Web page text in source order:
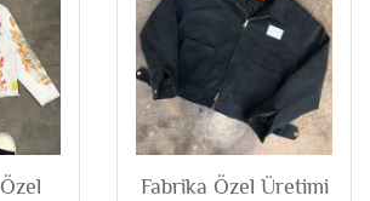
Kapüşonlu Fermuarlı
Kapüşonlu
Sweatshirt Ceket
Erkek
Fabrika Özel Üretimi